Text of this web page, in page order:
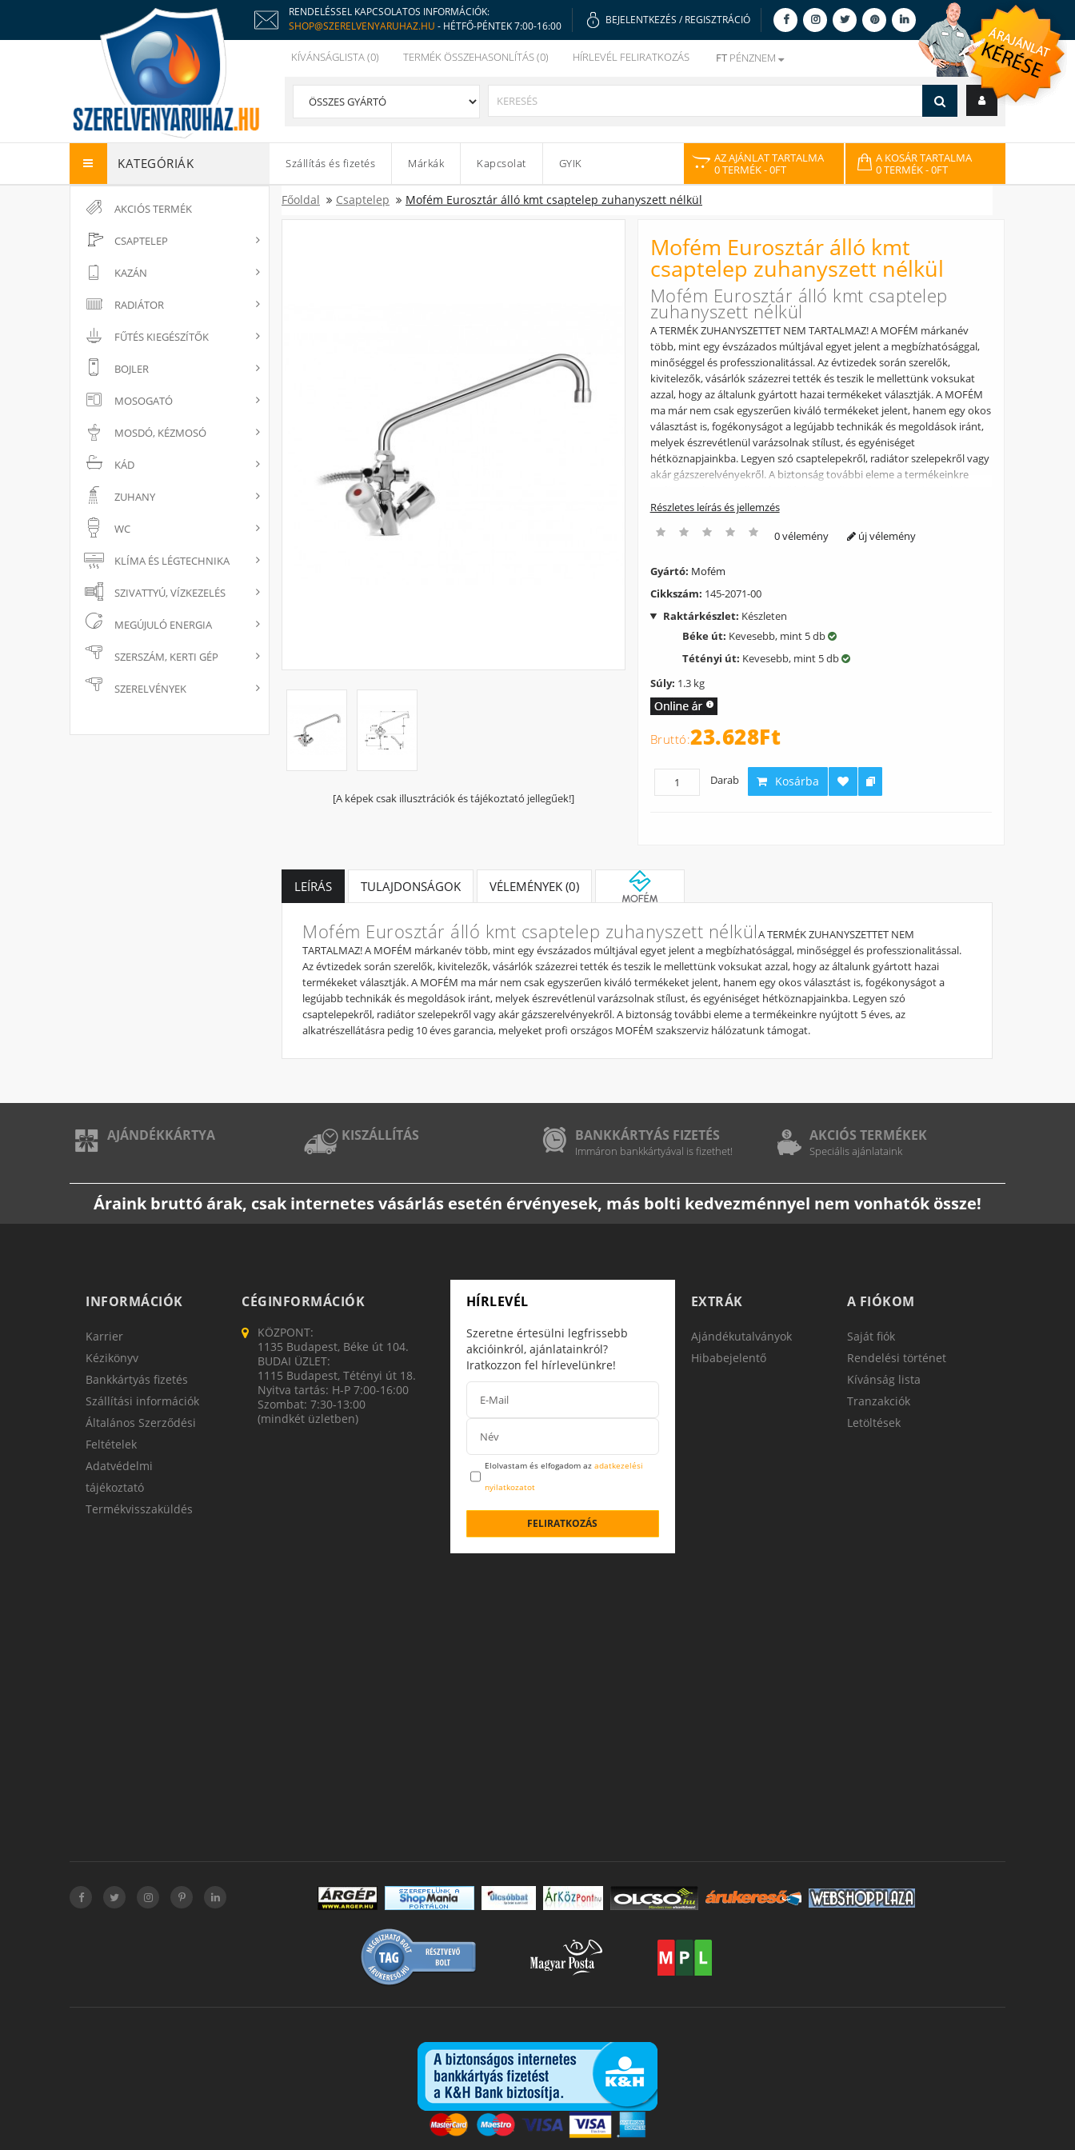
RENDELÉSSEL KAPCSOLATOS INFORMÁCIÓK:
SHOP@SZERELVENYARUHAZ.HU - HÉTFŐ-PÉNTEK 7:00-16:00
BEJELENTKEZÉS / REGISZTRÁCIÓ
KÍVÁNSÁGLISTA (0) TERMÉK ÖSSZEHASONLÍTÁS (0) HÍRLEVÉL FELIRATKOZÁS FT PÉNZNEM
KATEGÓRIÁK Szállítás és fizetés Márkák Kapcsolat GYIK
AZ AJÁNLAT TARTALMA
0 TERMÉK- 0FT
A KOSÁR TARTALMA
0 TERMÉK- 0FT
AKCIÓS TERMÉK
CSAPTELEP
KAZÁN
RADIÁTOR
FŰTÉS KIEGÉSZÍTŐK
BOJLER
MOSOGATÓ
MOSDÓ, KÉZMOSÓ
KÁD
ZUHANY
WC
KLÍMA ÉS LÉGTECHNIKA
SZIVATTYÚ, VÍZKEZELÉS
MEGÚJULÓ ENERGIA
SZERSZÁM, KERTI GÉP
SZERELVÉNYEK
Főoldal Csaptelep Mofém Eurosztár álló kmt csaptelep zuhanyszett nélkül
[A képek csak illusztrációk és tájékoztató jellegűek!]
Mofém Eurosztár álló kmt
csaptelep zuhanyszett nélkül
Mofém Eurosztár álló kmt csaptelep
zuhanyszett nélkül
A TERMÉK ZUHANYSZETTET NEM TARTALMAZ! A MOFÉM márkanév
több, mint egy évszázados múltjával egyet jelent a megbízhatósággal,
minőséggel és professzionalitással. Az évtizedek során szerelők,
kivitelezők, vásárlók százezrei tették és teszik le mellettünk voksukat
azzal, hogy az általunk gyártott hazai termékeket választják. A MOFÉM
ma már nem csak egyszerűen kiváló termékeket jelent, hanem egy okos
választást is, fogékonyságot a legújabb technikák és megoldások iránt,
melyek észrevétlenül varázsolnak stílust, és egyéniséget
hétköznapjainkba. Legyen szó csaptelepekről, radiátor szelepekről vagy
akár gázszerelvényekről. A biztonság további eleme a termékeinkre
profi országos MOFÉM szakszerviz hálózatunk támogat.
Részletes leírás és jellemzés
0 vélemény új vélemény
Gyártó: Mofém
Cikkszám: 145-2071-00
Raktárkészlet: Készleten
Béke út: Kevesebb, mint 5 db
Tétényi út: Kevesebb, mint 5 db
Súly: 1.3 kg
23.628Ft
Darab Kosárba
LEÍRÁS TULAJDONSÁGOK VÉLEMÉNYEK (0)
Mofém Eurosztár álló kmt csaptelep zuhanyszett nélkülA TERMÉK ZUHANYSZETTET NEM
TARTALMAZ! A MOFÉM márkanév több, mint egy évszázados múltjával egyet jelent a megbízhatósággal, minőséggel és professzionalitással.
Az évtizedek során szerelők, kivitelezők, vásárlók százezrei tették és teszik le mellettünk voksukat azzal, hogy az általunk gyártott hazai
termékeket választják. A MOFÉM ma már nem csak egyszerűen kiváló termékeket jelent, hanem egy okos választást is, fogékonyságot a
legújabb technikák és megoldások iránt, melyek észrevétlenül varázsolnak stílust, és egyéniséget hétköznapjainkba. Legyen szó
csaptelepekről, radiátor szelepekről vagy akár gázszerelvényekről. A biztonság további eleme a termékeinkre nyújtott 5 éves, az
alkatrészellátásra pedig 10 éves garancia, melyeket profi országos MOFÉM szakszerviz hálózatunk támogat.
AJÁNDÉKKÁRTYA KISZÁLLÍTÁS BANKKÁRTYÁS FIZETÉS
Immáron bankkártyával is fizethet!
AKCIÓS TERMÉKEK
Speciális ajánlataink
Áraink bruttó árak, csak internetes vásárlás esetén érvényesek, más bolti kedvezménnyel nem vonhatók össze!
INFORMÁCIÓK
Karrier
Kézikönyv
Bankkártyás fizetés
Szállítási információk
Általános Szerződési
Feltételek
Adatvédelmi
tájékoztató
Termékvisszaküldés
CÉGINFORMÁCIÓK
KÖZPONT:
1135 Budapest, Béke út 104.
BUDAI ÜZLET:
1115 Budapest, Tétényi út 18.
Nyitva tartás: H-P 7:00-16:00
Szombat: 7:30-13:00
(mindkét üzletben)
HÍRLEVÉL
Szeretne értesülni legfrissebb
akcióinkról, ajánlatainkról?
Iratkozzon fel hírlevelünkre!
Elolvastam és elfogadom az adatkezelési
nyilatkozatot
FELIRATKOZÁS
EXTRÁK
Ajándékutalványok
Hibabejelentő
A FIÓKOM
Saját fiók
Rendelési történet
Kívánság lista
Tranzakciók
Letöltések